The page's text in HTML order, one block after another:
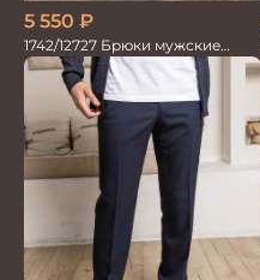
5 550 ₽
1742/12727 Брюки мужские
100%лён син